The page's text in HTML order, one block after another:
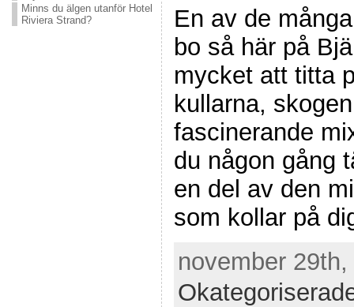
Minns du älgen utanför Hotel
Riviera Strand?
En av de
bo så här på
mycket att titta
kullarna,
fascinerande
du någon gång
en del av den
som kollar på
november